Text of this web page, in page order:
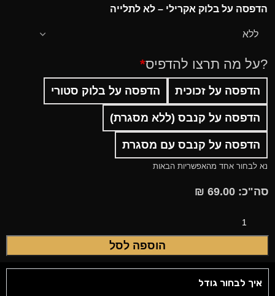
הדפסה על בלוק אקרילי – לא לתלייה
?על מה תרצו להדפיס*
הדפסה על זכוכית הדפסה על בלוק סטורי
הדפסה על קנבס (ללא מסגרת)
הדפסה על קנבס עם מסגרת
נא לבחור אחד מהאפשריות הבאות
סה"כ: 69.00
₪
הוספה לסל
איך לבחור גודל